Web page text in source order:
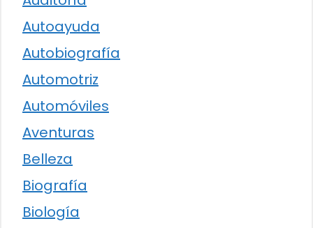
Autoayuda
Autobiografía
Automotriz
Automóviles
Aventuras
Belleza
Biografía
Biología